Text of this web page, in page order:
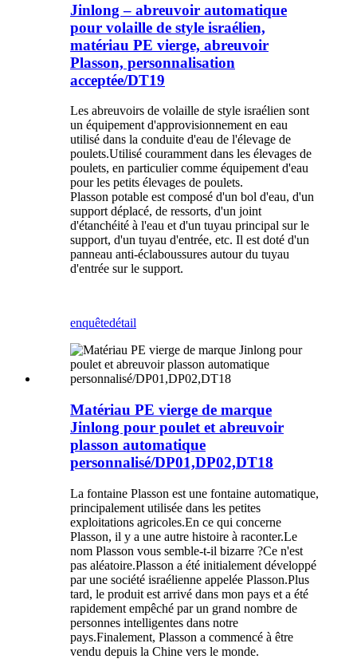
Jinlong – abreuvoir automatique
pour volaille de style israélien,
matériau PE vierge, abreuvoir
Plasson, personnalisation
acceptée/DT19
Les abreuvoirs de volaille de style israélien sont
un équipement d'approvisionnement en eau
utilisé dans la conduite d'eau de l'élevage de
poulets.Utilisé couramment dans les élevages de
poulets, en particulier comme équipement d'eau
pour les petits élevages de poulets.
Plasson potable est composé d'un bol d'eau, d'un
support déplacé, de ressorts, d'un joint
d'étanchéité à l'eau et d'un tuyau principal sur le
support, d'un tuyau d'entrée, etc. Il est doté d'un
panneau anti-éclaboussures autour du tuyau
d'entrée sur le support.
enquêtedétail
Matériau PE vierge de marque
Jinlong pour poulet et abreuvoir
plasson automatique
personnalisé/DP01,DP02,DT18
La fontaine Plasson est une fontaine automatique,
principalement utilisée dans les petites
exploitations agricoles.En ce qui concerne
Plasson, il y a une autre histoire à raconter.Le
nom Plasson vous semble-t-il bizarre ?Ce n'est
pas aléatoire.Plasson a été initialement développé
par une société israélienne appelée Plasson.Plus
tard, le produit est arrivé dans mon pays et a été
rapidement empêché par un grand nombre de
personnes intelligentes dans notre
pays.Finalement, Plasson a commencé à être
vendu depuis la Chine vers le monde.